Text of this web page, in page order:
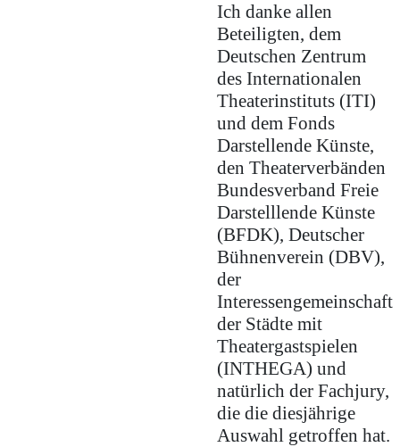
Ich danke allen
Beteiligten, dem
Deutschen Zentrum
des Internationalen
Theaterinstituts (ITI)
und dem Fonds
Darstellende Künste,
den Theaterverbänden
Bundesverband Freie
Darstelllende Künste
(BFDK), Deutscher
Bühnenverein (DBV),
der
Interessengemeinschaft
der Städte mit
Theatergastspielen
(INTHEGA) und
natürlich der Fachjury,
die die diesjährige
Auswahl getroffen hat.